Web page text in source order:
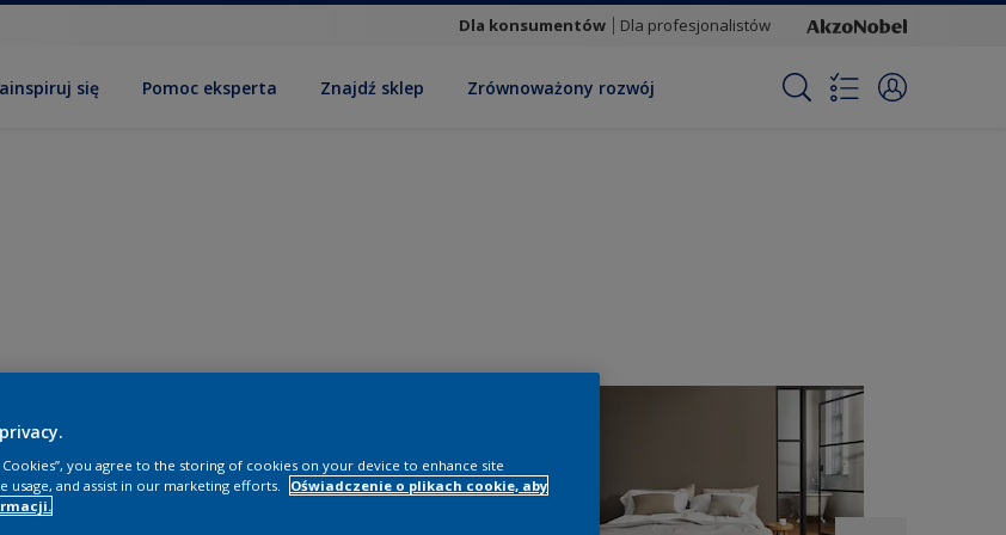
Dla konsumentów Dla profesjonalistów
się Pomoc eksperta Znajdź sklep Zrównoważony rozwój
Cookies”, you agree to the storing of cookies on your device to enhance site
usage, and assist in our marketing efforts.
Oświadczenie o plikach cookie, aby